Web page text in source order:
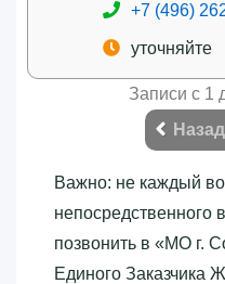
+7 (496)
уточняйте
Записи с 1
Назад
Важно: не каждый
позвонить в «‎МО г.
Единого Заказчика